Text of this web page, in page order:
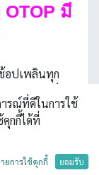
มี
อปเพลินทุก
2562 ณ เซ็น
รณ์ที่ดีในการใช้
กกี้ได้ที่
ยการใช้คุกกี้ ยอมรับ